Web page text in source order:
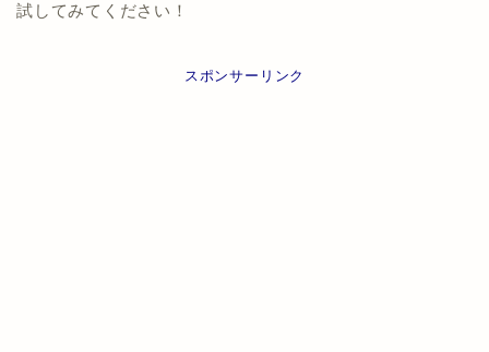
試してみてください！
スポンサーリンク